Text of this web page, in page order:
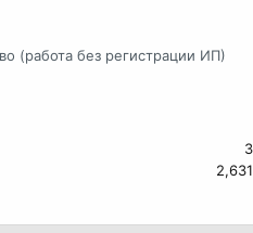
(работа без регистрации ИП)
3
2,631